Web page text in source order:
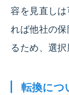
容を見直し
れば他社の
るため、選択
転換につ